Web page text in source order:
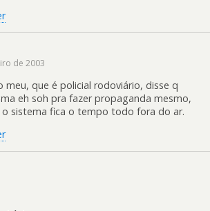
de 2003
meu, que é policial rodoviário, disse q
eh soh pra fazer propaganda mesmo,
o sistema fica o tempo todo fora do ar.